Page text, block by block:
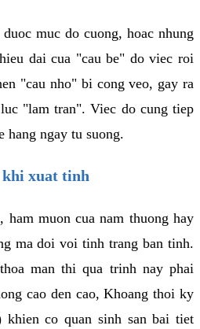
muc do cuong, hoac nhung
dai cua "cau be" do viec roi
"cau nho" bi cong veo, gay ra
"lam tran". Viec do cung tiep
hang ngay tu suong.
khi xuat tinh
ham muon cua nam thuong hay
ma doi voi tinh trang ban tinh.
man thi qua trinh nay phai
cao den cao, Khoang thoi ky
khien co quan sinh san bai tiet